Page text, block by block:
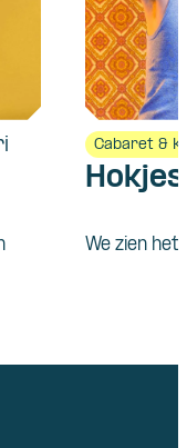
Cabaret &
We zien het